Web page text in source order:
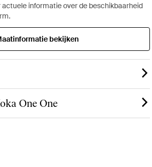
informatie over de beschikbaarheid
bekijken
One One